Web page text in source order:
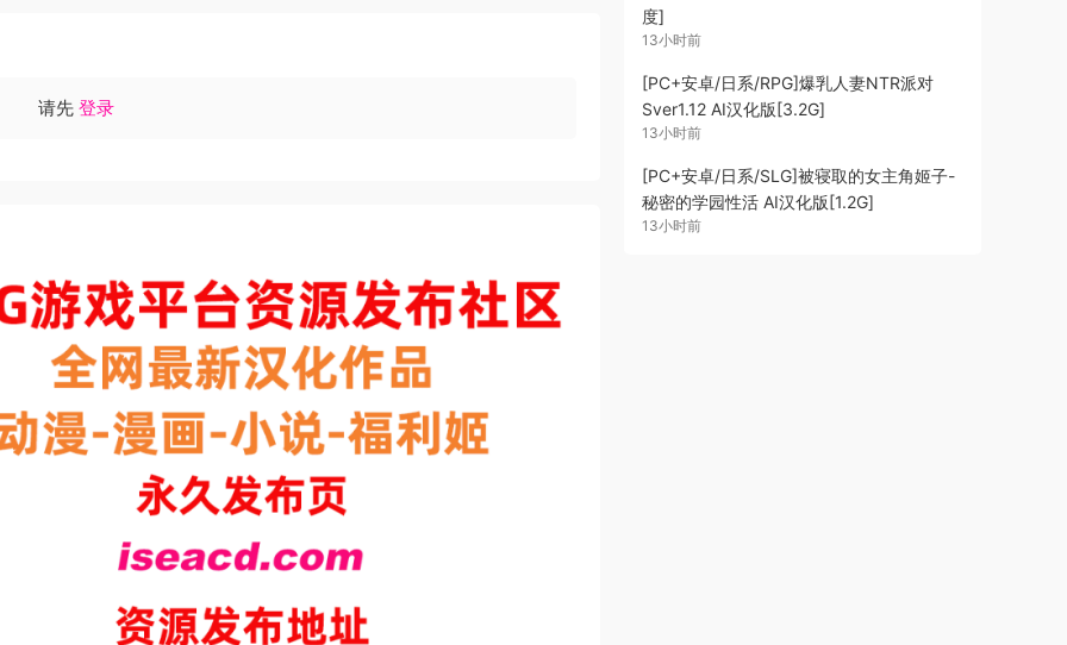
请先 登录
度]
13小时前
[PC+安卓/日系/RPG]爆乳人妻NTR派对
Sver1.12 AI汉化版[3.2G]
13小时前
[PC+安卓/日系/SLG]被寝取的女主角姬子-
秘密的学园性活 AI汉化版[1.2G]
13小时前